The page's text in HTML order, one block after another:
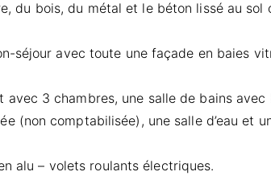
du bois, du métal et le béton lissé au
séjour avec toute une façade en baies
3 chambres, une salle de bains
(non comptabilisée), une salle d’eau et
alu – volets roulants électriques.